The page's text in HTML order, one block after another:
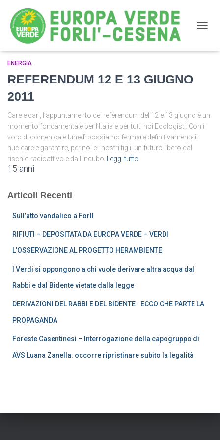
ENERGIA
REFERENDUM 12 E 13 GIUGNO
2011
Care e cari, l’appuntamento dei referendum del 12 e 13 giugno è un
momento fondamentale per l’Italia e per tutti noi Ecologisti. Con il
voto di domenica e lunedì possiamo fermare definitivamente il
nucleare e garantire, per noi e i nostri figli, un futuro libero dal
rischio radioattivo e dall’incubo
Leggi tutto
15 anni
Articoli Recenti
Sull’atto vandalico a Forlì
RIFIUTI – DEPOSITATA DA EUROPA VERDE – VERDI
L’OSSERVAZIONE AL PROGETTO HERAMBIENTE
I Verdi si oppongono a chi vuole derivare altra acqua dal
Rabbi e dal Bidente vietate dalla legge
DERIVAZIONI DEL RABBI E DEL BIDENTE : ECCO CHE PARTE LA
PROPAGANDA
Foreste Casentinesi – Interrogazione della capogruppo di
AVS Luana Zanella: occorre ripristinare subito la legalità